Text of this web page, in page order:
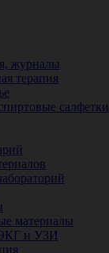
журналы
терапия
салфетки
материалы
ЭКГ и УЗИ